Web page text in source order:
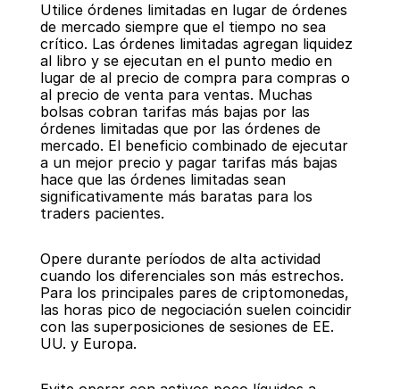
Utilice órdenes limitadas en lugar de órdenes
de mercado siempre que el tiempo no sea
crítico. Las órdenes limitadas agregan liquidez
al libro y se ejecutan en el punto medio en
lugar de al precio de compra para compras o
al precio de venta para ventas. Muchas
bolsas cobran tarifas más bajas por las
órdenes limitadas que por las órdenes de
mercado. El beneficio combinado de ejecutar
a un mejor precio y pagar tarifas más bajas
hace que las órdenes limitadas sean
significativamente más baratas para los
traders pacientes.
Opere durante períodos de alta actividad
cuando los diferenciales son más estrechos.
Para los principales pares de criptomonedas,
las horas pico de negociación suelen coincidir
con las superposiciones de sesiones de EE.
UU. y Europa.